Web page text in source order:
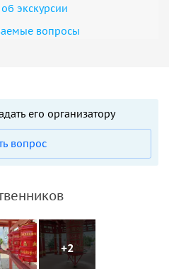
экскурсии
вопросы
его организатору
вопрос
+2